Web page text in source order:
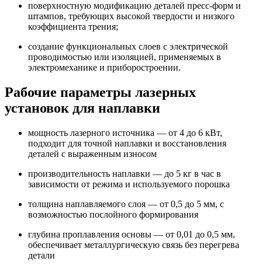
поверхностную модификацию деталей пресс-форм и
штампов, требующих высокой твердости и низкого
коэффициента трения;
создание функциональных слоев с электрической
проводимостью или изоляцией, применяемых в
электромеханике и приборостроении.
Рабочие параметры лазерных
установок для наплавки
мощность лазерного источника — от 4 до 6 кВт,
подходит для точной наплавки и восстановления
деталей с выраженным износом
производительность наплавки — до 5 кг в час в
зависимости от режима и используемого порошка
толщина наплавляемого слоя — от 0,5 до 5 мм, с
возможностью послойного формирования
глубина проплавления основы — от 0,01 до 0,5 мм,
обеспечивает металлургическую связь без перегрева
детали